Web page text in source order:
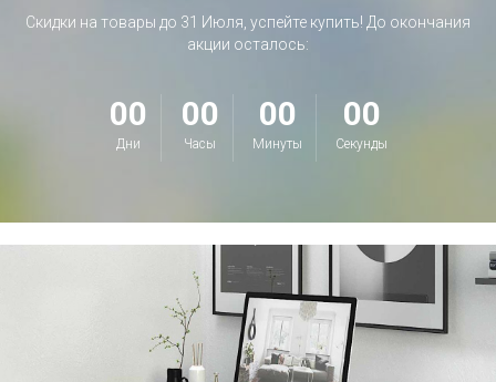
Скидки на товары до 31 Июля, успейте купить! До окончания
акции осталось:
00
Дни
00
Часы
00
Минуты
00
Секунды